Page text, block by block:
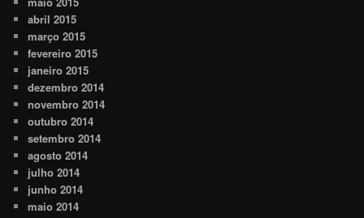
abril 2015
março 2015
fevereiro 2015
janeiro 2015
dezembro 2014
novembro 2014
outubro 2014
setembro 2014
agosto 2014
julho 2014
junho 2014
maio 2014